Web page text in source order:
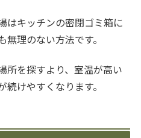
はキッチンの密閉ゴミ箱に
理のない方法です。
所を探すより、室温が高い
けやすくなります。